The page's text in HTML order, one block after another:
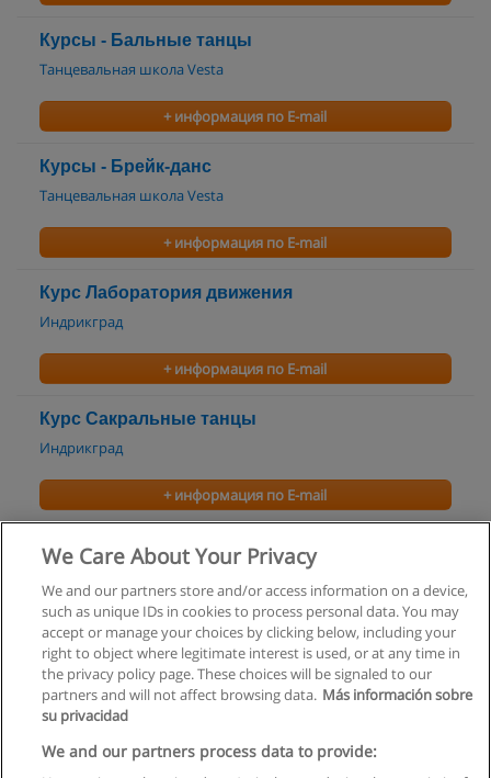
Курсы - Бальные танцы
Танцевальная школа Vesta
+ информация по E-mail
Курсы - Брейк-данс
Танцевальная школа Vesta
+ информация по E-mail
Курс Лаборатория движения
Индрикград
+ информация по E-mail
Курс Сакральные танцы
Индрикград
+ информация по E-mail
Курс Танго
+ информация по E-mail
Правила пользования
We Care About Your Privacy
We and our partners store and/or access information on a device,
such as unique IDs in cookies to process personal data. You may
accept or manage your choices by clicking below, including your
right to object where legitimate interest is used, or at any time in
the privacy policy page. These choices will be signaled to our
partners and will not affect browsing data. Más información sobre
su privacidad
We and our partners process data to provide: